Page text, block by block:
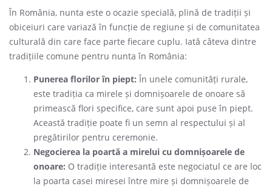
În România, nunta este o ocazie specială, plină de tradiții și
obiceiuri care variază în funcție de regiune și de comunitatea
culturală din care face parte fiecare cuplu. Iată câteva dintre
tradițiile comune pentru nunta în România:
Punerea florilor în piept: În unele comunități rurale,
este tradiția ca mirele și domnișoarele de onoare să
primească flori specifice, care sunt apoi puse în piept.
Această tradiție poate fi un semn al respectului și al
pregătirilor pentru ceremonie.
Negocierea la poartă a mirelui cu domnișoarele de
onoare: O tradiție interesantă este negociatul ce are loc
la poarta casei miresei între mire și domnișoarele de